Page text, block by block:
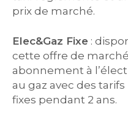
prix de marché.
Elec&Gaz Fixe :
cette offre de
abonnement à
au gaz avec des
fixes pendant 2 ans.